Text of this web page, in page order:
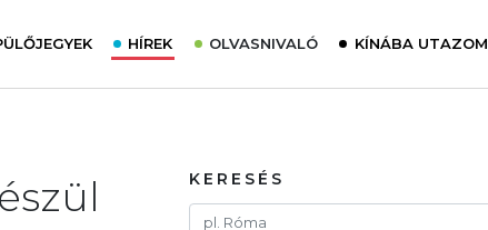
HÍREK OLVASNIVALÓ KÍNÁBA UTAZOM
KERESÉS